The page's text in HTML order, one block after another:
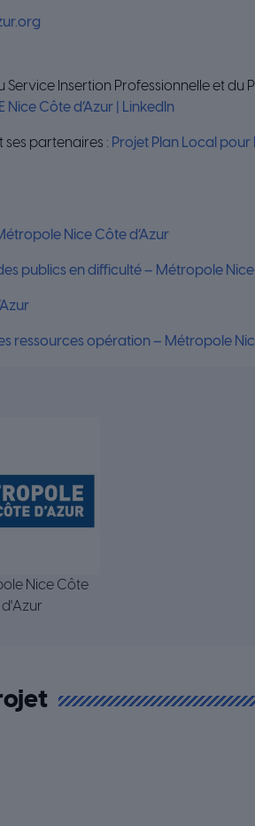
Insertion Professionnelle et du
Nice Côte d’Azur | LinkedIn
ses partenaires : Projet Plan Local pour
Nice Côte d’Azur
publics en difficulté – Métropole Nice
ressources opération – Métropole
Nice Côte
d'Azur